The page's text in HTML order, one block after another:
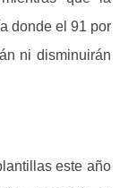
donde el 91 por
ni disminuirán
este año